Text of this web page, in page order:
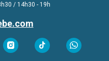
/ 14h30 - 19h